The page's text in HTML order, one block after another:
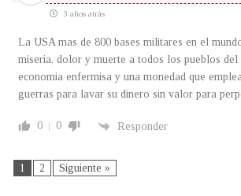
3 años atrás
La USA mas de 800 bases militares en el
miseria, dolor y muerte a todos los pueblos del
economia enfermisa y una monedad que
guerras para lavar su dinero sin valor para
0 0 Responder
1 2 Siguiente »